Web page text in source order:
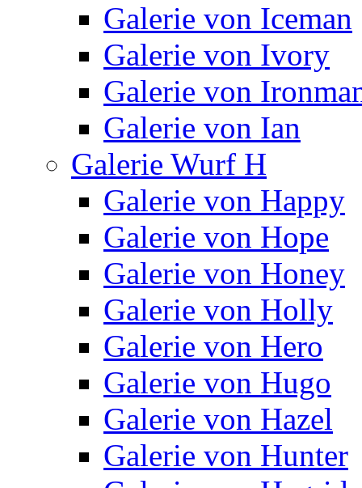
Galerie von Iceman
Galerie von Ivory
Galerie von
Galerie von Ian
Galerie Wurf H
Galerie von Happy
Galerie von Hope
Galerie von Honey
Galerie von Holly
Galerie von Hero
Galerie von Hugo
Galerie von Hazel
Galerie von Hunter